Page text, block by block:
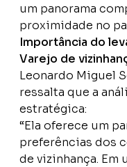
um panorama
proximidade no
Importância do
Varejo de
Leonardo Miguel
ressalta que a
estratégica:
“Ela oferece um
preferências dos
de vizinhança.